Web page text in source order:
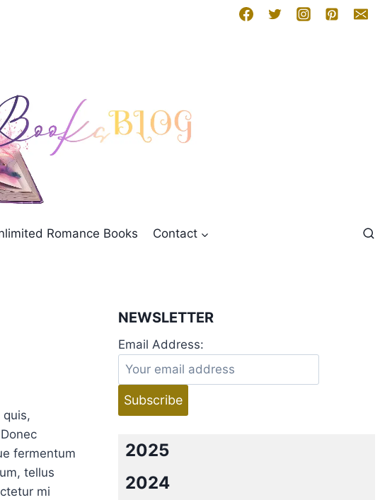
Romance Books Contact
fermentum
tellus
mi
NEWSLETTER
Email Address:
2025
2024